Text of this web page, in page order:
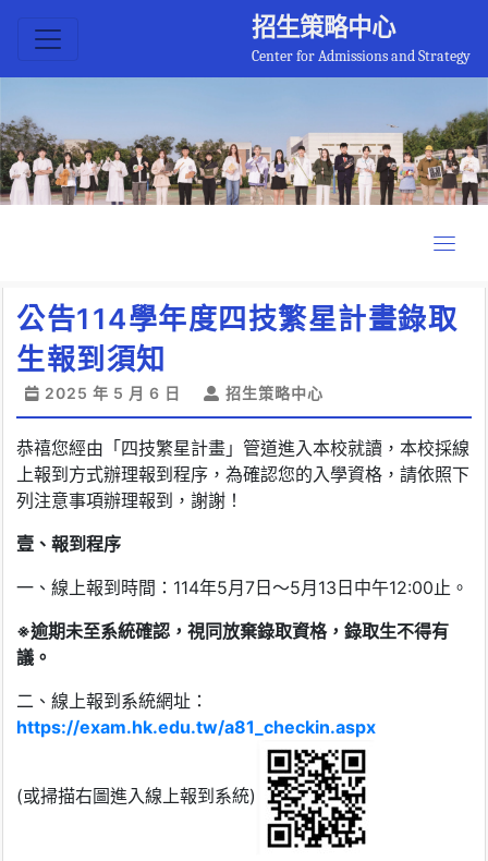
招生策略中心
Center for Admissions and Strategy
公告114學年度四技繁星計畫錄取
生報到須知
2025 年 5 月 6 日 招生策略中心
恭禧您經由「四技繁星計畫」管道進入本校就讀，本校採線
上報到方式辦理報到程序，為確認您的入學資格，請依照下
列注意事項辦理報到，謝謝！
壹、報到程序
一、線上報到時間：114年5月7日～5月13日中午12:00止。
※逾期未至系統確認，視同放棄錄取資格，錄取生不得有
議。
二、線上報到系統網址：
https://exam.hk.edu.tw/a81_checkin.aspx
(或掃描右圖進入線上報到系統)